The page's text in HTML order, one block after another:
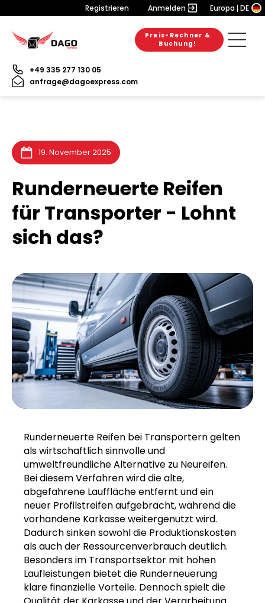
Registrieren Anmelden Europa DE
Preis-Rechner &
Buchung!
+49 335 277 130 05
anfrage@dagoexpress.com
19. November 2025
Runderneuerte Reifen
für Transporter - Lohnt
sich das?
Runderneuerte Reifen bei Transportern gelten
als wirtschaftlich sinnvolle und
umweltfreundliche Alternative zu Neureifen.
Bei diesem Verfahren wird die alte,
abgefahrene Lauffläche entfernt und ein
neuer Profilstreifen aufgebracht, während die
vorhandene Karkasse weitergenutzt wird.
Dadurch sinken sowohl die Produktionskosten
als auch der Ressourcenverbrauch deutlich.
Besonders im Transportsektor mit hohen
Laufleistungen bietet die Runderneuerung
klare finanzielle Vorteile. Dennoch spielt die
6. August 2026
31. Juli 2026
28. Juli 2026